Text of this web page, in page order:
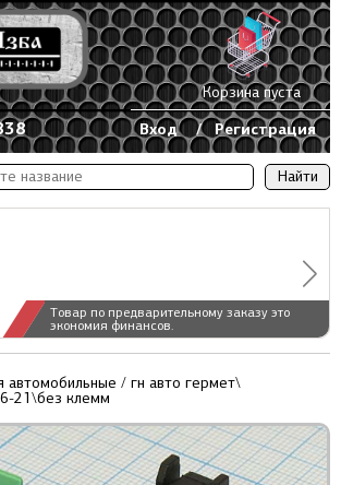
Товар по предварительному заказу это
экономия финансов.
Вход / Регистрация
Корзина пуста
автомобильные / гн авто гермет\
21\без клемм